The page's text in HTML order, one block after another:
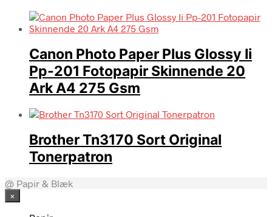
Canon Photo Paper Plus Glossy Ii
Pp-201 Fotopapir Skinnende 20
Ark A4 275 Gsm
Brother Tn3170 Sort Original
Tonerpatron
@ Papir & Blæk
×